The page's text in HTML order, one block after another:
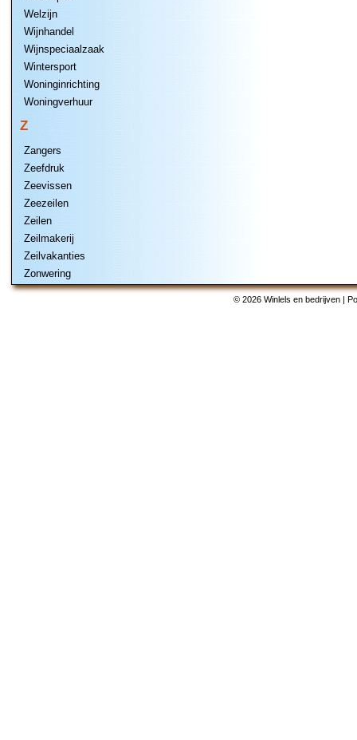
Welzijn
Wijnhandel
Wijnspeciaalzaak
Wintersport
Woninginrichting
Woningverhuur
Z
Zangers
Zeefdruk
Zeevissen
Zeezeilen
Zeilen
Zeilmakerij
Zeilvakanties
Zonwering
© 2026 Winlels en bedrijven |